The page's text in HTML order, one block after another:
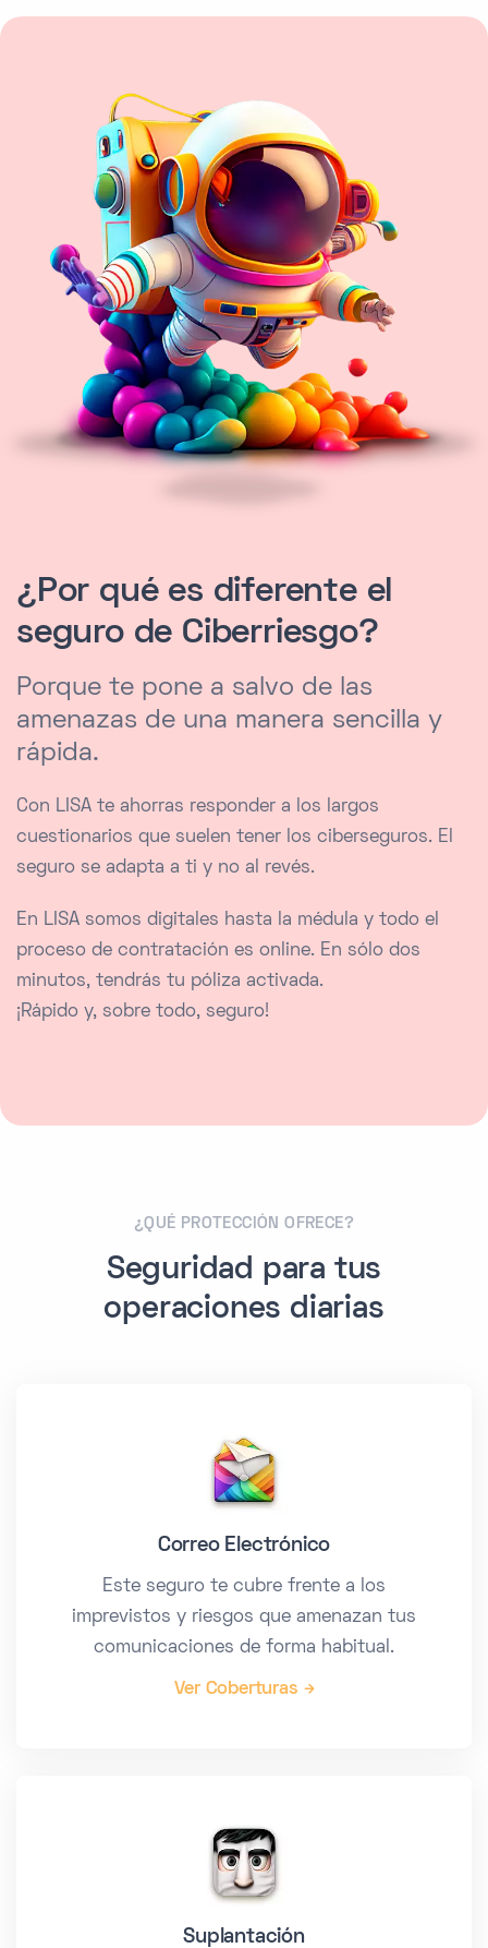
¿Por qué es diferente el
seguro de Ciberriesgo?
Porque te pone a salvo de las
amenazas de una manera sencilla y
rápida.
Con LISA te ahorras responder a los largos
cuestionarios que suelen tener los ciberseguros. El
seguro se adapta a ti y no al revés.
En LISA somos digitales hasta la médula y todo el
proceso de contratación es online. En sólo dos
minutos, tendrás tu póliza activada.
¡Rápido y, sobre todo, seguro!
¿QUÉ PROTECCIÓN OFRECE?
Seguridad para tus
operaciones diarias
Correo Electrónico
Este seguro te cubre frente a los
imprevistos y riesgos que amenazan tus
comunicaciones de forma habitual.
Ver Coberturas
Suplantación